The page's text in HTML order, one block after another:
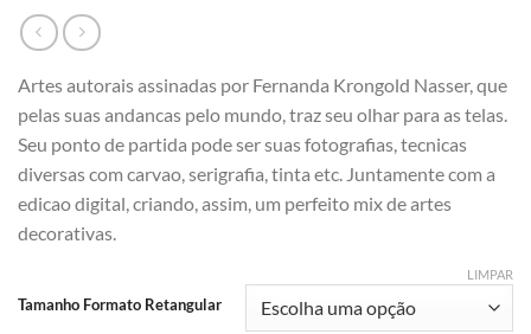
Artes autorais assinadas por Fernanda Krongold Nasser, que
pelas suas andancas pelo mundo, traz seu olhar para as telas.
Seu ponto de partida pode ser suas fotografias, tecnicas
diversas com carvao, serigrafia, tinta etc. Juntamente com a
edicao digital, criando, assim, um perfeito mix de artes
decorativas.
Tamanho Formato Retangular
LIMPAR